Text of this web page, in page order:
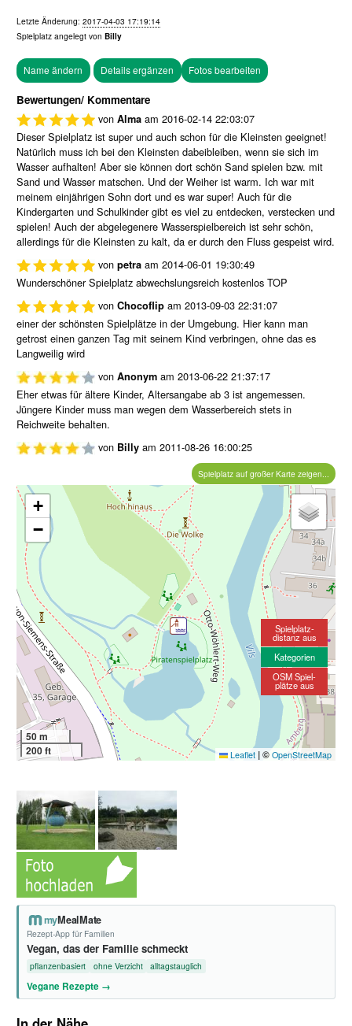
Letzte Änderung: 2017-04-03 17:19:14
Spielplatz angelegt von Billy
Fotos bearbeiten
Bewertungen/ Kommentare
von Alma am 2016-02-14 22:03:07
Dieser Spielplatz ist super und auch schon für die Kleinsten geeignet!
Natürlich muss ich bei den Kleinsten dabeibleiben, wenn sie sich im
Wasser aufhalten! Aber sie können dort schön Sand spielen bzw. mit
Sand und Wasser matschen. Und der Weiher ist warm. Ich war mit
meinem einjährigen Sohn dort und es war super! Auch für die
Kindergarten und Schulkinder gibt es viel zu entdecken, verstecken und
spielen! Auch der abgelegenere Wasserspielbereich ist sehr schön,
allerdings für die Kleinsten zu kalt, da er durch den Fluss gespeist wird.
von petra am 2014-06-01 19:30:49
Wunderschöner Spielplatz abwechslungsreich kostenlos TOP
von Chocoflip am 2013-09-03 22:31:07
einer der schönsten Spielplätze in der Umgebung. Hier kann man
getrost einen ganzen Tag mit seinem Kind verbringen, ohne das es
Langweilig wird
von Anonym am 2013-06-22 21:37:17
Eher etwas für ältere Kinder, Altersangabe ab 3 ist angemessen.
Jüngere Kinder muss man wegen dem Wasserbereich stets in
Reichweite behalten.
von Billy am 2011-08-26 16:00:25
Spielplatz auf großer Karte zeigen...
+
−
50 m
200 ft
Leaflet |© OpenStreetMap
Spielplatz-
distanz aus
Kategorien
OSM Spiel-
plätze aus
myMealMate
Rezept-App für Familien
Vegan, das der Familie schmeckt
pflanzenbasiert ohne Verzicht alltagstauglich
Vegane Rezepte →